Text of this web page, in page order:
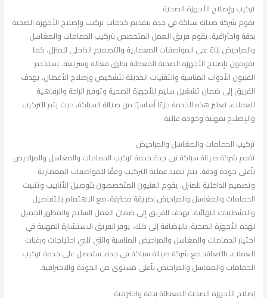
تركيب وإصلاح الأجهزة الصحية
تقوم شركة صيانة سباكة في جدة بتقديم خدمات تركيب وإصلاح الأجهزة الصحية
بدقة واحترافية. يقوم فريق العمل المتخصص بتركيب الحمامات والمغاسل
والمراحيض بناءً على المواصفات المعمارية والتصميم الداخلي للمنزل. كما
يقومون بإصلاح الأجهزة الصحية المعطلة بطرق فعالة وسريعة. يستخدم
الفنيون الأدوات المناسبة والتقنيات الحديثة لتشخيص وإصلاح الأعطال. يهدف
الفريق إلى ضمان تشغيل سليم للأجهزة الصحية وتوفير الراحة والرفاهية
للعملاء. تعتبر هذه الخدمة جزءًا أساسيًا من صيانة السباكة، حيث يتم التركيب
والإصلاح بمهنية وجودة عالية.
تركيب الحمامات والمغاسل والمراحيض
تقدم شركة صيانة سباكة في جدة خدمة تركيب الحمامات والمغاسل والمراحيض
بأعلى جودة ودقة. يتم تنفيذ عملية التركيب وفقًا للمواصفات المعمارية
وتصميم الداخلية للمنزل. يقوم الفنيون المتخصصون بتوصيل الأنابيب وتثبيت
الحمامات والمغاسل والمراحيض بطريقة محترفة، مع الاهتمام بالتفاصيل
والتشطيبات النهائية. يهدف الفريق إلى ضمان العمل السليم والمظهر الجميل
لهذه الأجهزة الصحية. بالإضافة إلى ذلك، يوفر الفريق الاستشارة المهنية في
اختيار الحمامات والمغاسل والمراحيض المناسبة والتي تلبي احتياجات ورغبات
العملاء. بالتعاقد مع شركة صيانة سباكة في جدة، ستحصل على خدمة تركيب
الحمامات والمغاسل والمراحيض بأعلى مستوى من الجودة والاحترافية.
إصلاح الأجهزة الصحية المعطلة بدقة واحترافية